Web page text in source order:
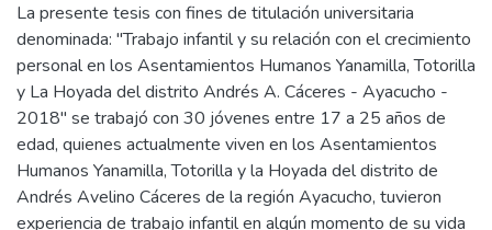
La presente tesis con fines de titulación universitaria
denominada: "Trabajo infantil y su relación con el crecimiento
personal en los Asentamientos Humanos Yanamilla, Totorilla
y La Hoyada del distrito Andrés A. Cáceres - Ayacucho -
2018" se trabajó con 30 jóvenes entre 17 a 25 años de
edad, quienes actualmente viven en los Asentamientos
Humanos Yanamilla, Totorilla y la Hoyada del distrito de
Andrés Avelino Cáceres de la región Ayacucho, tuvieron
experiencia de trabajo infantil en algún momento de su vida